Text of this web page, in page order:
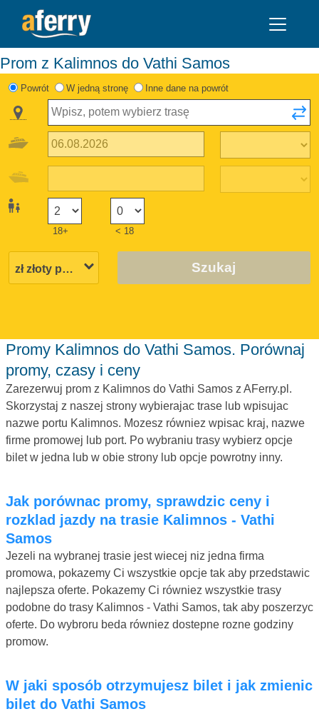
Prom z Kalimnos do Vathi Samos
Powrót W jedną stronę Inne dane na powrót
18+ < 18
Szukaj
Promy Kalimnos do Vathi Samos. Porównaj
promy, czasy i ceny
Zarezerwuj prom z Kalimnos do Vathi Samos z AFerry.pl.
Skorzystaj z naszej strony wybierajac trase lub wpisujac
nazwe portu Kalimnos. Mozesz równiez wpisac kraj, nazwe
firme promowej lub port. Po wybraniu trasy wybierz opcje
bilet w jedna lub w obie strony lub opcje powrotny inny.
Jak porównac promy, sprawdzic ceny i
rozklad jazdy na trasie Kalimnos - Vathi
Samos
Jezeli na wybranej trasie jest wiecej niz jedna firma
promowa, pokazemy Ci wszystkie opcje tak aby przedstawic
najlepsza oferte. Pokazemy Ci równiez wszystkie trasy
podobne do trasy Kalimnos - Vathi Samos, tak aby poszerzyc
oferte. Do wybroru beda równiez dostepne rozne godziny
promow.
W jaki sposób otrzymujesz bilet i jak zmienic
bilet do Vathi Samos